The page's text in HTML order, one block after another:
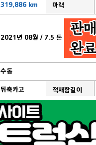
319,886 km 마력
2021년 08월 / 7.5 톤
수동
뒤축카고 적재함길이